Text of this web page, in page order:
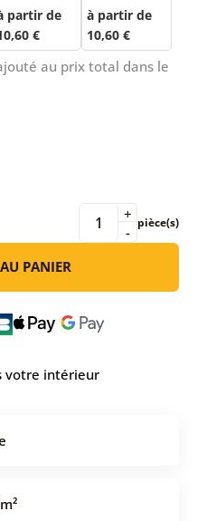
partir de
€
à partir de
10,60 €
au prix total dans le
-
+ pièce(s)
PANIER
votre intérieur